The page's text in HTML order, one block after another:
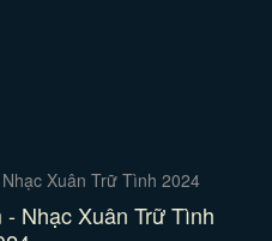
Nhạc Xuân Trữ Tình